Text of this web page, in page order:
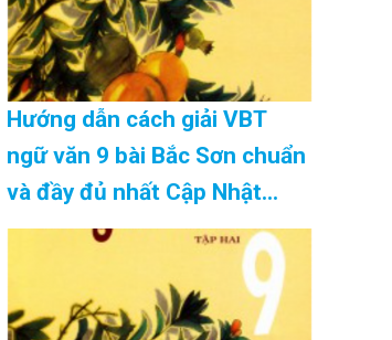
Hướng dẫn cách giải VBT
ngữ văn 9 bài Bắc Sơn chuẩn
và đầy đủ nhất Cập Nhật
08/2026